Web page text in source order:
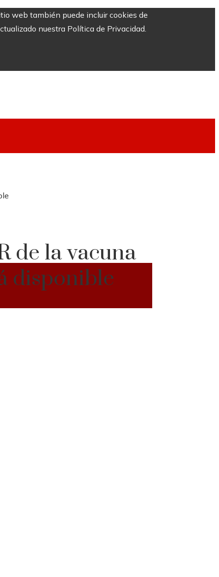
web también puede incluir cookies de
nuestra Política de Privacidad.
de la vacuna
disponible